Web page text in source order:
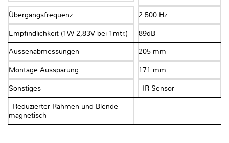
Übergangsfrequenz 2.500 Hz
Empfindlichkeit (1W-2,83V bei 1mtr.) 89dB
Aussenabmessungen 205 mm
Montage Aussparung 171 mm
Sonstiges - IR Sensor
- Reduzierter Rahmen und Blende
magnetisch